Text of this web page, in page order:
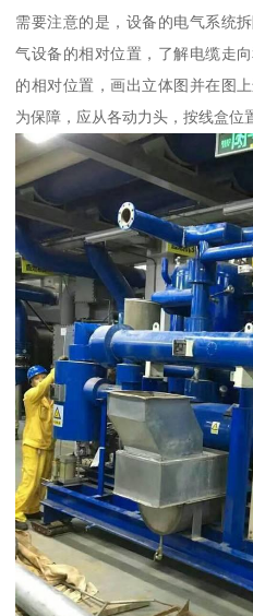
需要注意的是，设备的电气系统
气设备的相对位置，了解电缆走
的相对位置，画出立体图并在图
为保障，应从各动力头，按线盒位